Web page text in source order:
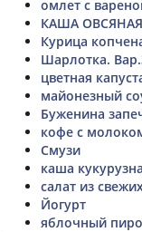
омлет с
КАША ОВСЯНАЯ
Курица
Шарлотка.
цветная
майонезный
Буженина
кофе с
Смузи
каша
салат из
Йогурт
яблочный